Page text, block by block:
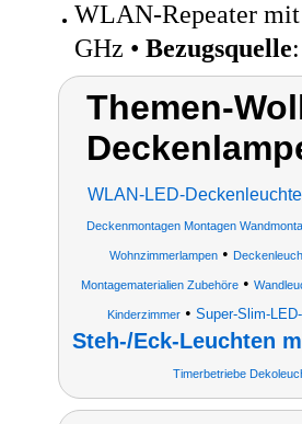
WLAN-Repeater
GHz • Bezugsquelle
Themen-
WLAN-LED-
Deckenmontagen Montagen
Wohnzimmerlampen •
Montagematerialien Zubehöre•
Kinderzimmer• Super-Slim-
Steh-/Eck-Leuchten
Timerbetriebe